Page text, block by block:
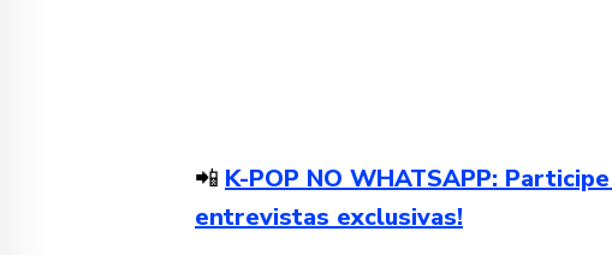
📲 K-POP NO WHATSAPP:
entrevistas exclusivas!